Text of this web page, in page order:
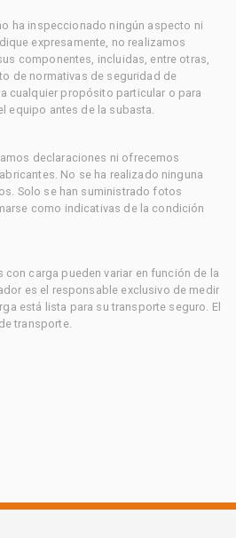
ha inspeccionado ningún aspecto ni
expresamente, no realizamos
componentes, incluidas, entre otras,
de normativas de seguridad de
cualquier propósito particular o para
equipo antes de la subasta.
declaraciones ni ofrecemos
No se ha realizado ninguna
Solo se han suministrado fotos
como indicativas de la condición
carga pueden variar en función de la
es el responsable exclusivo de medir
está lista para su transporte seguro. El
transporte.